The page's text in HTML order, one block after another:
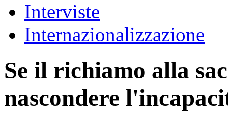
Interviste
Internazionalizzazione
Se il richiamo alla
nascondere